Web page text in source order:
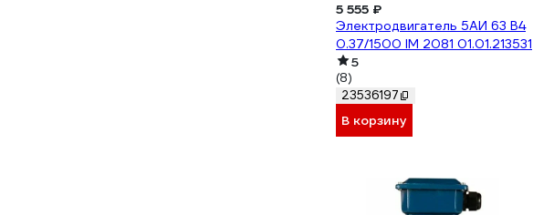
5 555 ₽
Электродвигатель 5АИ 63 В4
0.37/1500 IM 2081 01.01.213531
5
(8)
23536197
В корзину